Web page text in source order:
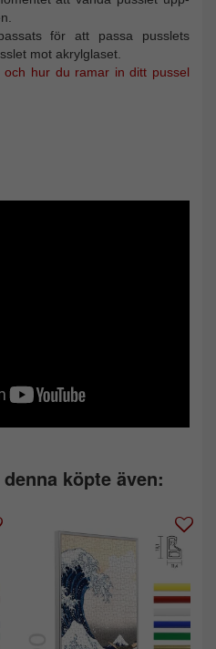
för att passa pusslets
mot akrylglaset.
hur du ramar in ditt pussel
köpte även: